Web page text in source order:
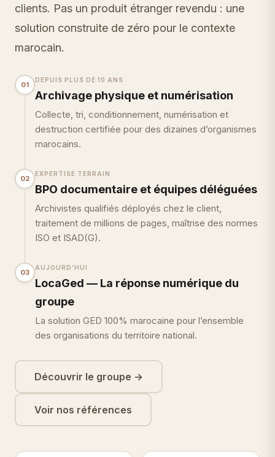
clients. Pas un produit étranger revendu : une
solution construite de zéro pour le contexte
marocain.
01
DEPUIS PLUS DE 10 ANS
Archivage physique et numérisation
Collecte, tri, conditionnement, numérisation et
destruction certifiée pour des dizaines d’organismes
marocains.
02
EXPERTISE TERRAIN
BPO documentaire et équipes déléguées
Archivistes qualifiés déployés chez le client,
traitement de millions de pages, maîtrise des normes
ISO et ISAD(G).
03
AUJOURD’HUI
LocaGed — La réponse numérique du
groupe
La solution GED 100% marocaine pour l’ensemble
des organisations du territoire national.
Découvrir le groupe →
Voir nos références